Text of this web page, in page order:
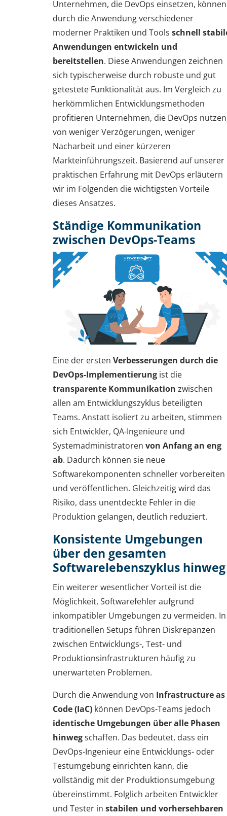
Unternehmen, die DevOps einsetzen, können
durch die Anwendung verschiedener
moderner Praktiken und Tools schnell
Anwendungen entwickeln und
bereitstellen. Diese Anwendungen zeichnen
sich typischerweise durch robuste und gut
getestete Funktionalität aus. Im Vergleich zu
herkömmlichen Entwicklungsmethoden
profitieren Unternehmen, die DevOps
von weniger Verzögerungen, weniger
Nacharbeit und einer kürzeren
Markteinführungszeit. Basierend auf unserer
praktischen Erfahrung mit DevOps erläutern
wir im Folgenden die wichtigsten Vorteile
dieses Ansatzes.
Ständige Kommunikation
zwischen DevOps-Teams
Eine der ersten Verbesserungen durch die
DevOps-Implementierung ist die
transparente Kommunikation zwischen
allen am Entwicklungszyklus beteiligten
Teams. Anstatt isoliert zu arbeiten, stimmen
sich Entwickler, QA-Ingenieure und
Systemadministratoren von Anfang an eng
ab. Dadurch können sie neue
Softwarekomponenten schneller vorbereiten
und veröffentlichen. Gleichzeitig wird das
Risiko, dass unentdeckte Fehler in die
Produktion gelangen, deutlich reduziert.
Konsistente Umgebungen
über den gesamten
Softwarelebenszyklus hinweg
Ein weiterer wesentlicher Vorteil ist die
Möglichkeit, Softwarefehler aufgrund
inkompatibler Umgebungen zu vermeiden. In
traditionellen Setups führen Diskrepanzen
zwischen Entwicklungs-, Test- und
Produktionsinfrastrukturen häufig zu
unerwarteten Problemen.
Durch die Anwendung von Infrastructure as
Code (IaC) können DevOps-Teams jedoch
identische Umgebungen über alle Phasen
hinwegschaffen. Das bedeutet, dass ein
DevOps-Ingenieur eine Entwicklungs- oder
Testumgebung einrichten kann, die
vollständig mit der Produktionsumgebung
übereinstimmt. Folglich arbeiten Entwickler
und Tester in stabilen und vorhersehbaren